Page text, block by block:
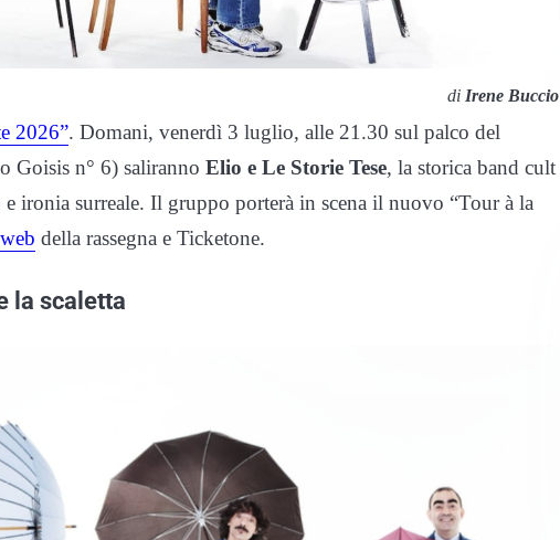
di Irene Buccio
2026”. Domani, venerdì 3 luglio, alle 21.30 sul palco del
Goisis n° 6) saliranno Elio e Le Storie Tese, la storica band cult
ironia surreale. Il gruppo porterà in scena il nuovo “Tour à la
della rassegna e Ticketone.
la scaletta